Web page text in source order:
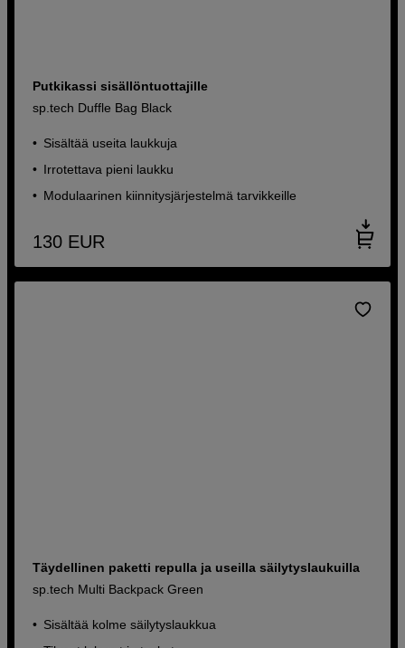
Putkikassi sisällöntuottajille
sp.tech Duffle Bag Black
Sisältää useita laukkuja
Irrotettava pieni laukku
Modulaarinen kiinnitysjärjestelmä tarvikkeille
130 EUR
Täydellinen paketti repulla ja useilla säilytyslaukuilla
sp.tech Multi Backpack Green
Sisältää kolme säilytyslaukkua